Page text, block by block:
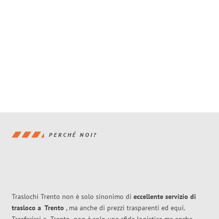
PERCHÉ NOI?
Traslochi Trento non è solo sinonimo di eccellente servizio di
trasloco a Trento , ma anche di prezzi trasparenti ed equi.